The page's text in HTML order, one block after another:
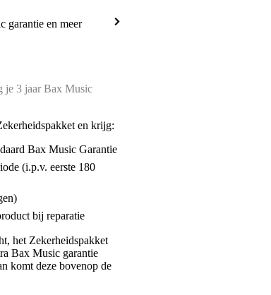
garantie en meer
je 3 jaar Bax Music
en krijg:
Bax Music Garantie
(i.p.v. eerste 180
bij reparatie
het Zekerheidspakket
Bax Music garantie
komt deze bovenop de